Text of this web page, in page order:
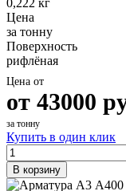
Цена
за тонну
Поверхность
рифлёная
Цена от
от 43000
за тонну
Купить в один клик
В корзину